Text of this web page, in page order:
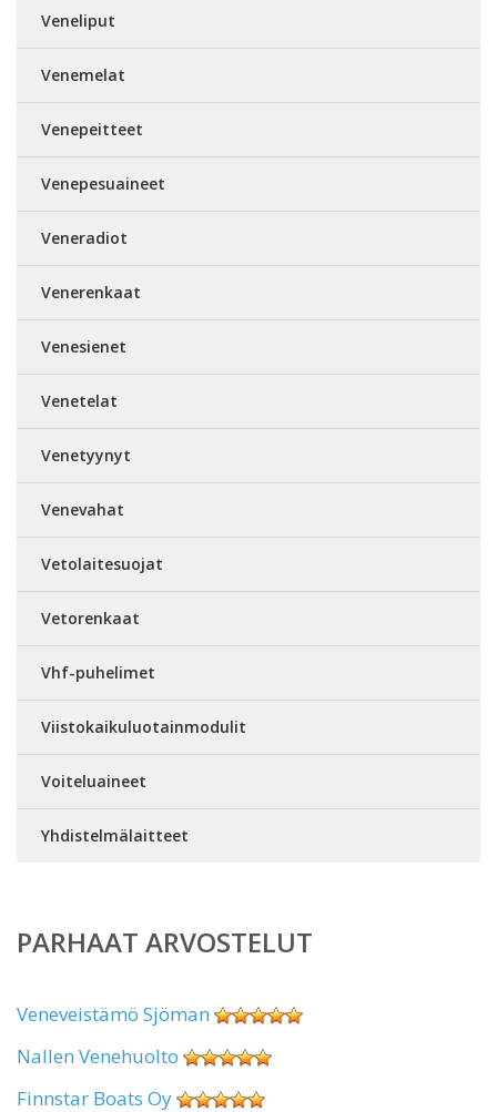
Veneliput
Venemelat
Venepeitteet
Venepesuaineet
Veneradiot
Venerenkaat
Venesienet
Venetelat
Venetyynyt
Venevahat
Vetolaitesuojat
Vetorenkaat
Vhf-puhelimet
Viistokaikuluotainmodulit
Voiteluaineet
Yhdistelmälaitteet
PARHAAT ARVOSTELUT
Veneveistämö Sjöman
Nallen Venehuolto
Finnstar Boats Oy